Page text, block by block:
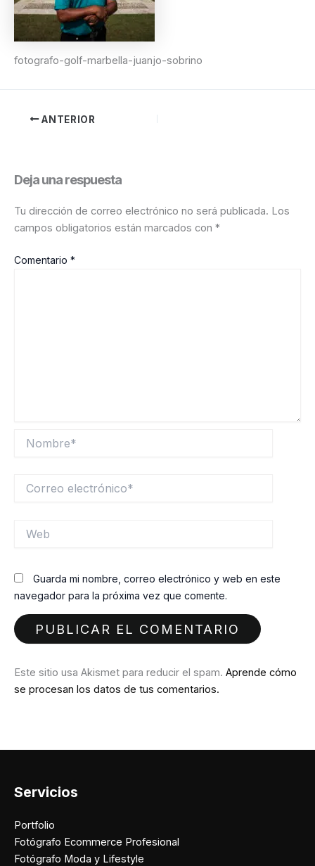
fotografo-golf-marbella-juanjo-sobrino
ANTERIOR
Deja una respuesta
Tu dirección de correo electrónico no será publicada. Los
campos obligatorios están marcados con *
Comentario *
electrónico*
Guarda mi nombre, correo electrónico y web en este
navegador para la próxima vez que comente.
Este sitio usa Akismet para reducir el spam. Aprende cómo
se procesan los datos de tus comentarios.
Servicios
Portfolio
Fotógrafo Ecommerce Profesional
Fotógrafo Moda y Lifestyle